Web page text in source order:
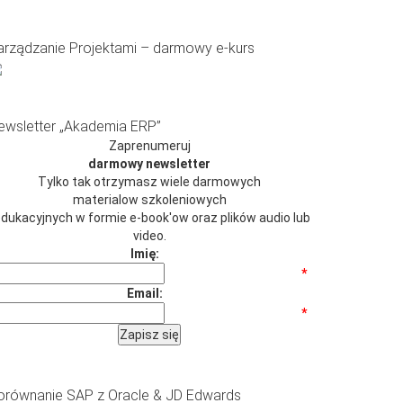
Projektami – darmowy e-kurs
„Akademia ERP”
Zaprenumeruj
darmowy newsletter
Tylko tak otrzymasz wiele darmowych
materialow szkoleniowych
w formie e-book'ow oraz plików audio lub
video.
Imię:
*
Email:
*
SAP z Oracle & JD Edwards